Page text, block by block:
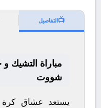
📺التفاصيل
مباراة التشيك و
شووت
يستعد عشاق كرة